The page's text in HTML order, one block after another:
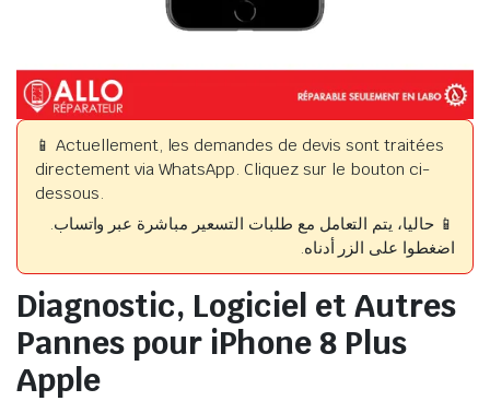
📱 Actuellement, les demandes de devis sont traitées
directement via WhatsApp. Cliquez sur le bouton ci-
dessous.
📱 حاليا، يتم التعامل مع طلبات التسعير مباشرة عبر واتساب.
اضغطوا على الزر أدناه.
Diagnostic, Logiciel et Autres
Pannes pour iPhone 8 Plus
Apple